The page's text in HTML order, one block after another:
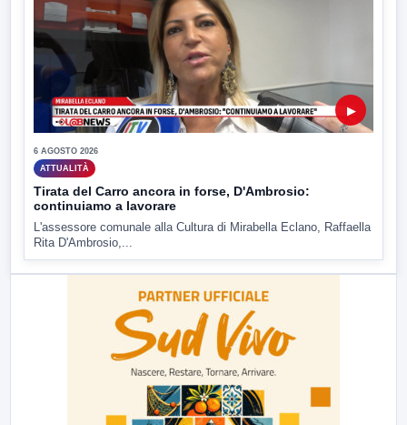
▶
6 AGOSTO 2026
ATTUALITÀ
Tirata del Carro ancora in forse, D'Ambrosio:
continuiamo a lavorare
L'assessore comunale alla Cultura di Mirabella Eclano, Raffaella
Rita D'Ambrosio,...